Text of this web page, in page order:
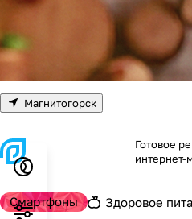
Магнитогорск
Готовое
интернет-
Смартфоны Здоровое